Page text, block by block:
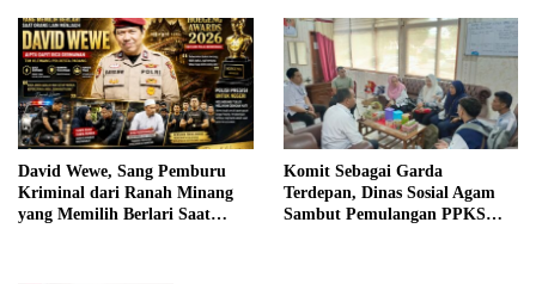
David Wewe, Sang Pemburu
Kriminal dari Ranah Minang
yang Memilih Berlari Saat
Komit Sebagai Garda
Terdepan, Dinas Sosial Agam
Sambut Pemulangan PPKS